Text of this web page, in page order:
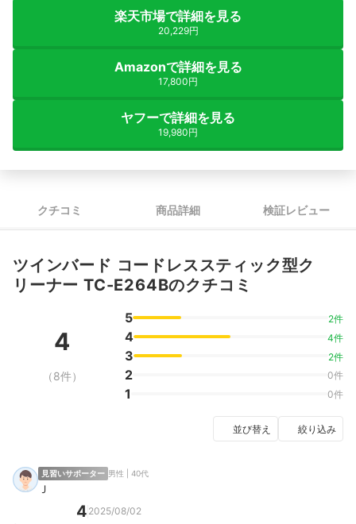
楽天市場で詳細を見る
20,229円
Amazonで詳細を見る
17,800円
ヤフーで詳細を見る
19,980円
クチコミ 商品詳細 検証レビュー
ツインバード コードレススティック型ク
リーナー TC-E264Bのクチコミ
4
（8件）
5 2件
4 4件
3 2件
2 0件
1 0件
並び替え 絞り込み
見習いサポーター 男性 | 40代
Ｊ
4 2025/08/02